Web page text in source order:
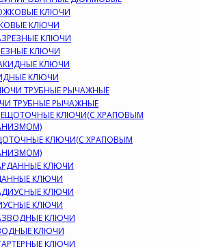
КЛЮЧИ
КЛЮЧИ
КЛЮЧИ
ТРУБНЫЕ РЫЧАЖНЫЕ
КЛЮЧИ(С ХРАПОВЫМ
КЛЮЧИ
КЛЮЧИ
КЛЮЧИ